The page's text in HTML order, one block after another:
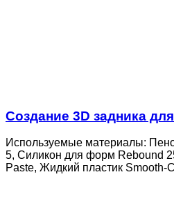
Создание 3D задника
Используемые материалы:
5, Силикон для форм Rebound
Paste, Жидкий пластик Smooth-